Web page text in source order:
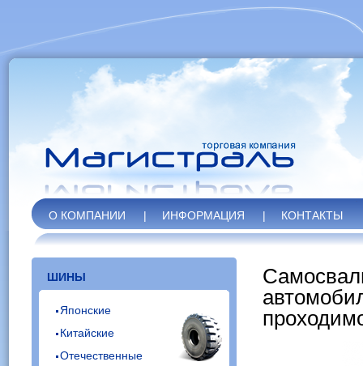
О КОМПАНИИ | ИНФОРМАЦИЯ | КОНТАКТЫ
ШИНЫ
Японские
Китайские
Отечественные